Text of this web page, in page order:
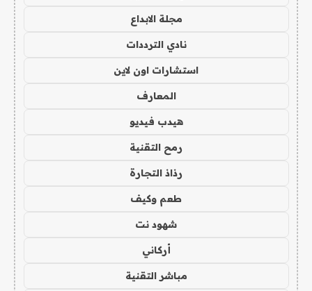
مجلة الابداع
نادي الترددات
استشارات اون لاين
المعارف
هيدب فيديو
رمح التقنية
رذاذ التجارة
طعم وكيف
شهود نت
أركاني
مباشر التقنية